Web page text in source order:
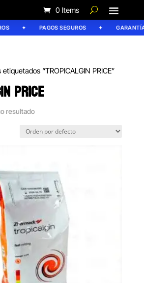
0 Items
PAGOS SEGUROS
“TROPICALGIN PRICE”
PRICE
resultado